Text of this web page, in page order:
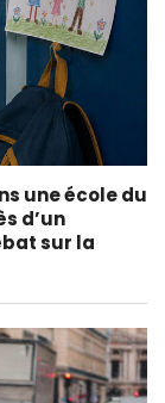
une école du
d’un
sur la